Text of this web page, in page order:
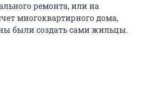
ремонта, или на
многоквартирного дома,
были создать сами жильцы.